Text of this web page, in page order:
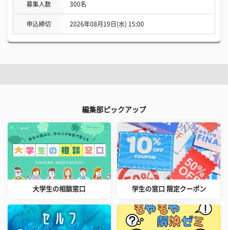
募集人数 300名
申込締切 2026年08月19日(水) 15:00
編集部ピックアップ
大学生の相談窓口 学生の窓口 限定クーポン